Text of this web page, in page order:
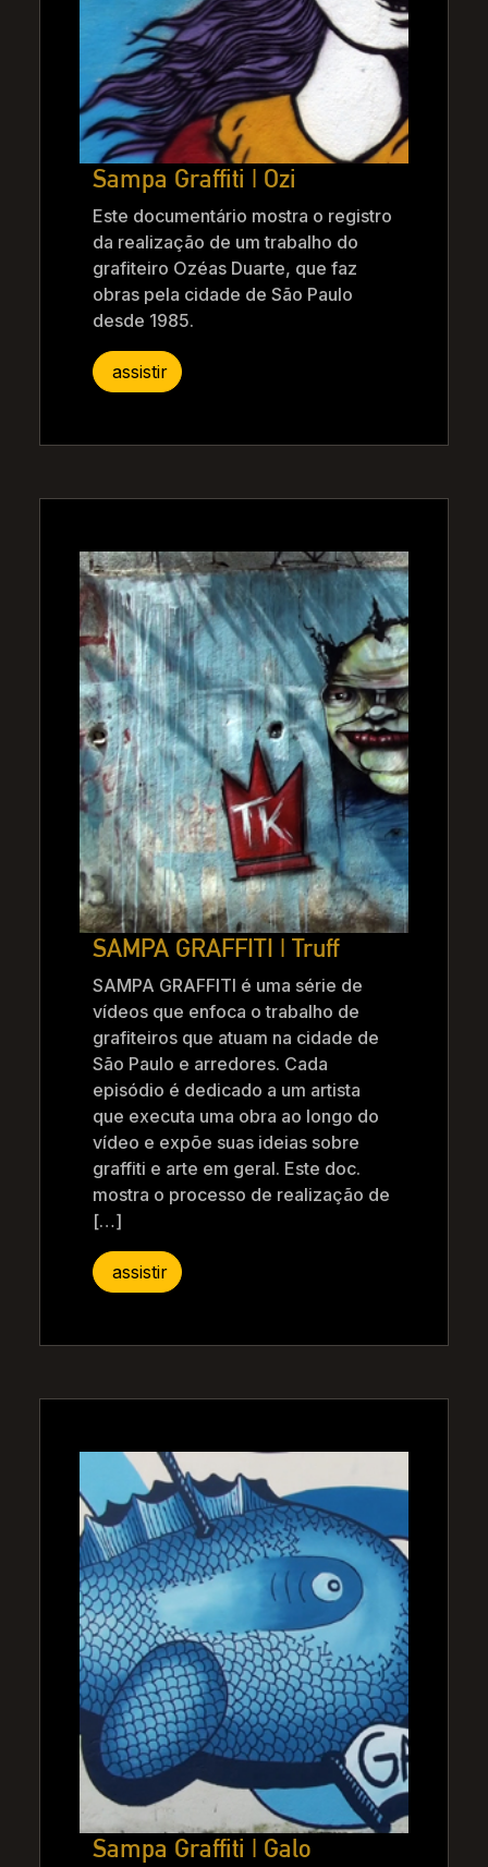
Sampa Graffiti | Ozi
Este documentário mostra o registro
da realização de um trabalho do
grafiteiro Ozéas Duarte, que faz
obras pela cidade de São Paulo
desde 1985.
assistir
SAMPA GRAFFITI | Truff
SAMPA GRAFFITI é uma série de
vídeos que enfoca o trabalho de
grafiteiros que atuam na cidade de
São Paulo e arredores. Cada
episódio é dedicado a um artista
que executa uma obra ao longo do
vídeo e expõe suas ideias sobre
graffiti e arte em geral. Este doc.
mostra o processo de realização de
[…]
assistir
Sampa Graffiti | Galo